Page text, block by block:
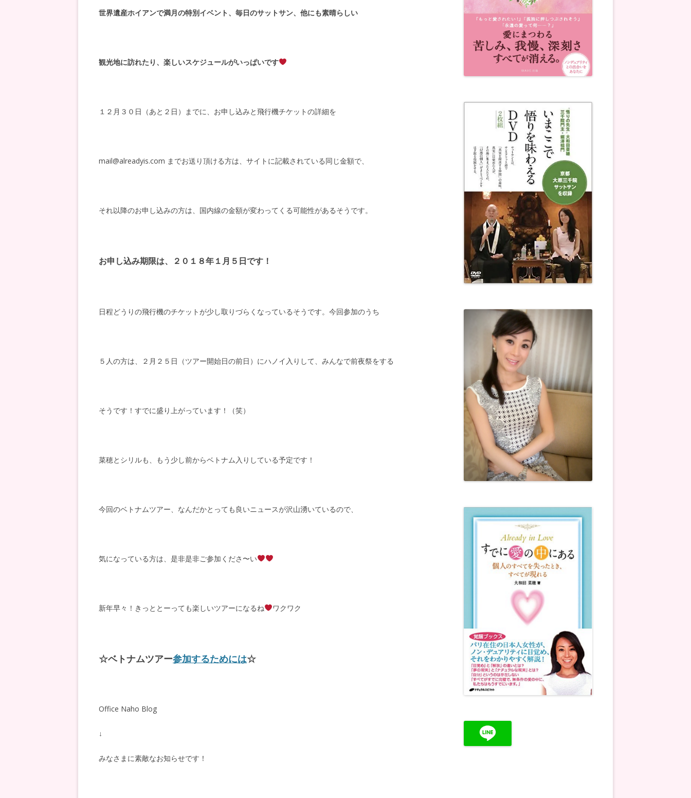
世界遺産ホイアンで満月の特別イベント、毎日のサットサン、他にも素晴らしい
観光地に訪れたり、楽しいスケジュールがいっぱいです
１２月３０日（あと２日）までに、お申し込みと飛行機チケットの詳細を
mail@alreadyis.com までお送り頂ける方は、サイトに記載されている同じ金額で、
それ以降のお申し込みの方は、国内線の金額が変わってくる可能性があるそうです。
お申し込み期限は、 ２０１８年１月５日です！
日程どうりの飛行機のチケットが少し取りづらくなっているそうです。今回参加のうち
５人の方は、２月２５日（ツアー開始日の前日）にハノイ入りして、みんなで前夜祭をする
そうです！すでに盛り上がっています！（笑）
菜穂とシリルも、もう少し前からベトナム入りしている予定です！
今回のベトナムツアー、なんだかとっても良いニュースが沢山湧いているので、
気になっている方は、是非是非ご参加くださ〜い
新年早々！きっととーっても楽しいツアーになるね ワクワク
☆ベトナムツアー参加するためには☆
Office Naho Blog
↓
みなさまに素敵なお知らせです！